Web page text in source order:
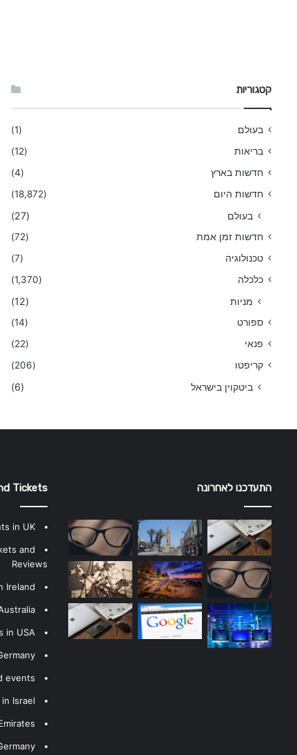
קטגוריות
בעולם
(1)
בריאות
(12)
חדשות בארץ
(4)
חדשות היום
(18,872)
בעולם (27)
חדשות זמן אמת
(72)
טכנולוגיה
(7)
כלכלה
(1,370)
מניות (12)
ספורט
(14)
פנאי
(22)
קריפטו
(206)
ביטקוין בישראל (6)
התעדכנו לאחרונה Tickets
in UK
and
Reviews
Ireland
in USA
events
Israel